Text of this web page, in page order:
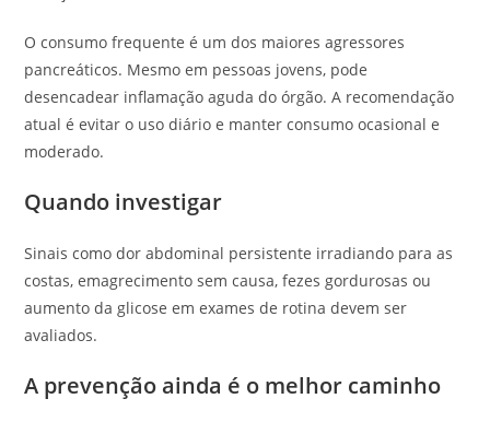
O consumo frequente é um dos maiores agressores
pancreáticos. Mesmo em pessoas jovens, pode
desencadear inflamação aguda do órgão. A recomendação
atual é evitar o uso diário e manter consumo ocasional e
moderado.
Quando investigar
Sinais como dor abdominal persistente irradiando para as
costas, emagrecimento sem causa, fezes gordurosas ou
aumento da glicose em exames de rotina devem ser
avaliados.
A prevenção ainda é o melhor caminho